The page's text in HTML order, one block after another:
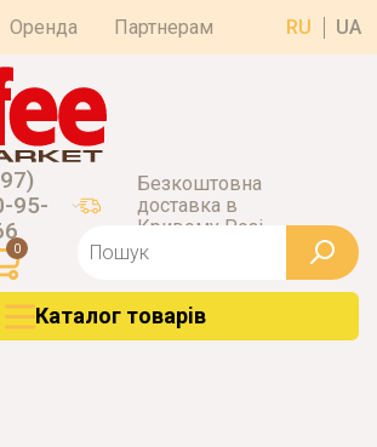
Оренда Партнерам RU UA
95-
Безкоштовна
доставка в
Кривому Розі
0
Каталог товарiв